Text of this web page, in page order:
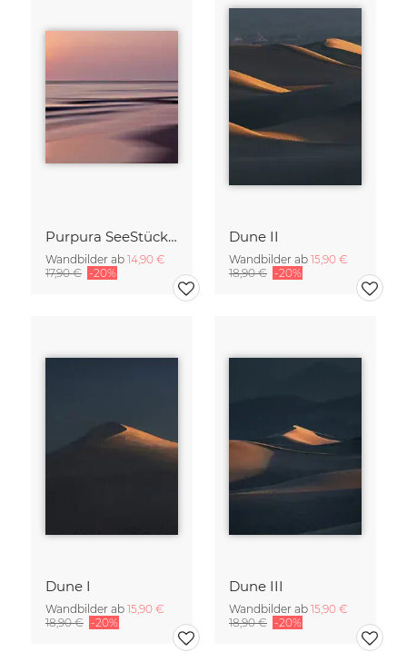
Purpura SeeStück No.18
Wandbilder ab 14,90 €
17,90 € -20%
Dune II
Wandbilder ab 15,90 €
18,90 € -20%
Dune I
Wandbilder ab 15,90 €
18,90 € -20%
Dune III
Wandbilder ab 15,90 €
18,90 € -20%